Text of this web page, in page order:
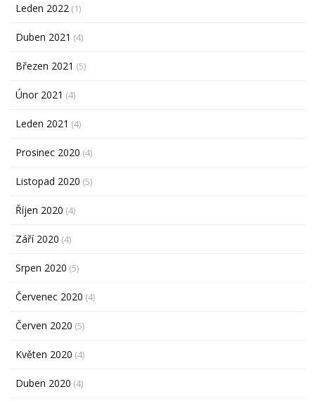
Leden 2022 (1)
Duben 2021 (4)
Březen 2021 (5)
Únor 2021 (4)
Leden 2021 (4)
Prosinec 2020 (4)
Listopad 2020 (5)
Říjen 2020 (4)
Září 2020 (4)
Srpen 2020 (5)
Červenec 2020 (4)
Červen 2020 (5)
Květen 2020 (4)
Duben 2020 (4)